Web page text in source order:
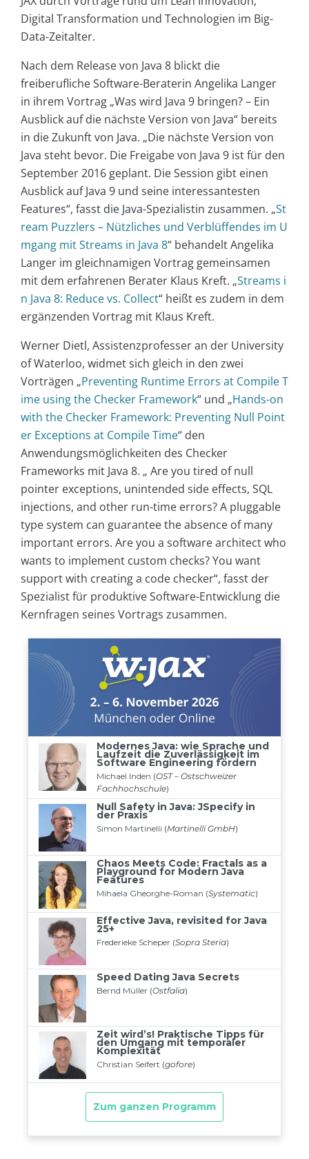
Digital Transformation und Technologien im Big-
Data-Zeitalter.
Nach dem Release von Java 8 blickt die
freiberufliche Software-Beraterin Angelika Langer
in ihrem Vortrag „Was wird Java 9 bringen? – Ein
Ausblick auf die nächste Version von Java“ bereits
in die Zukunft von Java. „Die nächste Version von
Java steht bevor. Die Freigabe von Java 9 ist für den
September 2016 geplant. Die Session gibt einen
Ausblick auf Java 9 und seine interessantesten
Features“, fasst die Java-Spezialistin zusammen. „St
ream Puzzlers – Nützliches und Verblüffendes im U
mgang mit Streams in Java 8“ behandelt Angelika
Langer im gleichnamigen Vortrag gemeinsamen
mit dem erfahrenen Berater Klaus Kreft. „Streams i
n Java 8: Reduce vs. Collect“ heißt es zudem in dem
ergänzenden Vortrag mit Klaus Kreft.
Werner Dietl, Assistenzprofesser an der University
of Waterloo, widmet sich gleich in den zwei
Vorträgen „Preventing Runtime Errors at Compile T
ime using the Checker Framework“ und „Hands-on
with the Checker Framework: Preventing Null Point
er Exceptions at Compile Time“ den
Anwendungsmöglichkeiten des Checker
Frameworks mit Java 8. „ Are you tired of null
pointer exceptions, unintended side effects, SQL
injections, and other run-time errors? A pluggable
type system can guarantee the absence of many
important errors. Are you a software architect who
wants to implement custom checks? You want
support with creating a code checker“, fasst der
Spezialist für produktive Software-Entwicklung die
Kernfragen seines Vortrags zusammen.